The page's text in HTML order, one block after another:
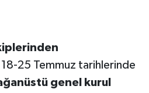
25 Temmuz tarihlerinde
genel kurul